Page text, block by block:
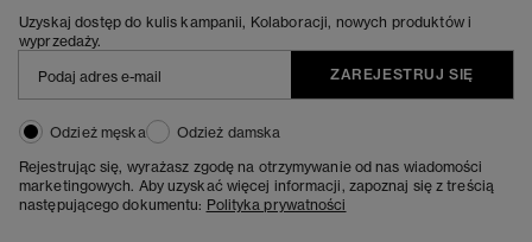
Uzyskaj dostęp do kulis kampanii, Kolaboracji, nowych produktów i
wyprzedaży.
ZAREJESTRUJ SIĘ
Odzież męska
Odzież damska
Rejestrując się, wyrażasz zgodę na otrzymywanie od nas wiadomości
marketingowych. Aby uzyskać więcej informacji, zapoznaj się z treścią
następującego dokumentu: Polityka prywatności